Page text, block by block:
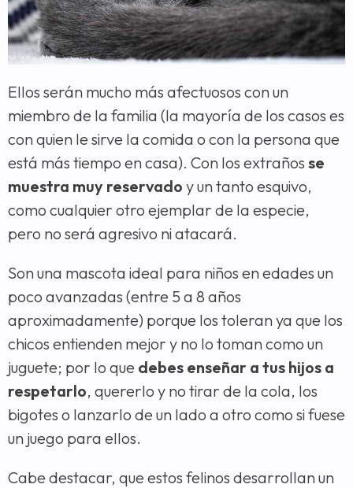
Ellos serán mucho más afectuosos con un
miembro de la familia (la mayoría de los casos es
con quien le sirve la comida o con la persona que
está más tiempo en casa). Con los extraños se
muestra muy reservado y un tanto esquivo,
como cualquier otro ejemplar de la especie,
pero no será agresivo ni atacará.
Son una mascota ideal para niños en edades un
poco avanzadas (entre 5 a 8 años
aproximadamente) porque los toleran ya que los
chicos entienden mejor y no lo toman como un
juguete; por lo que debes enseñar a tus hijos a
respetarlo, quererlo y no tirar de la cola, los
bigotes o lanzarlo de un lado a otro como si fuese
un juego para ellos.
Cabe destacar, que estos felinos desarrollan un